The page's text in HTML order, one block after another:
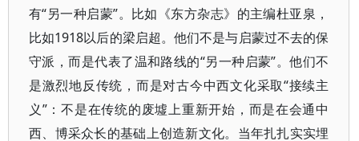
有“另一种启蒙”。比如《东方杂志》的主编杜亚泉，
比如1918以后的梁启超。他们不是与启蒙过不去的保
守派，而是代表了温和路线的“另一种启蒙”。他们不
是激烈地反传统，而是对古今中西文化采取“接续主
义”：不是在传统的废墟上重新开始，而是在会通中
西、博采众长的基础上创造新文化。当年扎扎实实埋